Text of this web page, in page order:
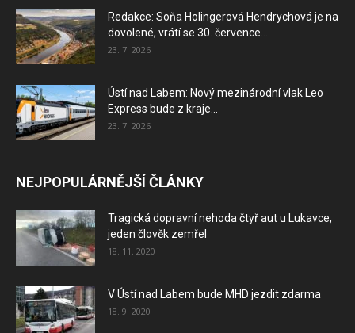
Redakce: Soňa Holingerová Hendrychová je na
dovolené, vrátí se 30. července...
23. 7. 2026
Ústí nad Labem: Nový mezinárodní vlak Leo
Express bude z kraje...
23. 7. 2026
NEJPOPULÁRNĚJŠÍ ČLÁNKY
Tragická dopravní nehoda čtyř aut u Lukavce,
jeden člověk zemřel
18. 11. 2020
V Ústí nad Labem bude MHD jezdit zdarma
18. 9. 2020